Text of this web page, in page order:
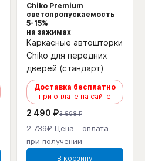
Chiko Premium
светопропускаемость
5-15%
на зажимах
Каркасные автошторки
Chiko для передних
дверей (стандарт)
Доставка бесплатно
при оплате на сайте
2 490 ₽3 598 ₽
2 739₽ Цена - оплата
при получении
В корзину